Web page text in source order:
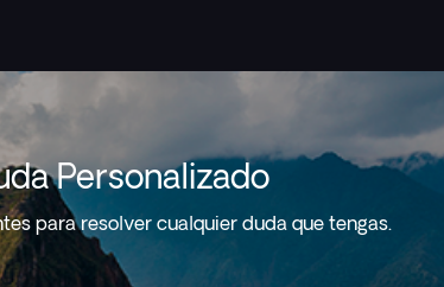
Personalizado
para resolver cualquier duda que tengas.